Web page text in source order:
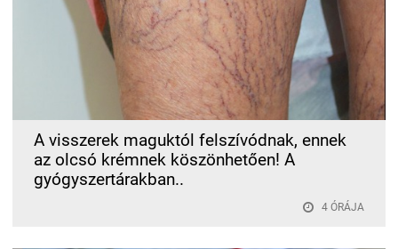
A visszerek maguktól felszívódnak, ennek
az olcsó krémnek köszönhetően! A
gyógyszertárakban..
4 ÓRÁJA